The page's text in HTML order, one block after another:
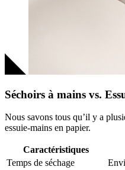
Séchoirs à mains vs.
Nous savons tous qu’il y a
essuie-mains en papier.
Caractéristiques
Temps de séchage